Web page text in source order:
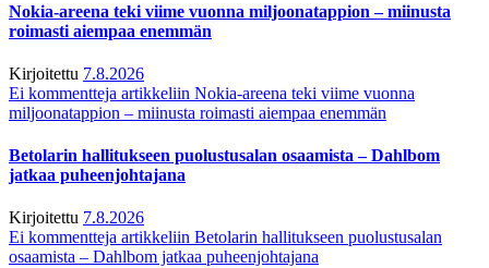
Nokia-areena teki viime vuonna miljoonatappion – miinusta
roimasti aiempaa enemmän
Kirjoitettu 7.8.2026
Ei kommentteja artikkeliin Nokia-areena teki viime vuonna
miljoonatappion – miinusta roimasti aiempaa enemmän
Betolarin hallitukseen puolustusalan osaamista – Dahlbom
jatkaa puheenjohtajana
Kirjoitettu 7.8.2026
Ei kommentteja artikkeliin Betolarin hallitukseen puolustusalan
osaamista – Dahlbom jatkaa puheenjohtajana